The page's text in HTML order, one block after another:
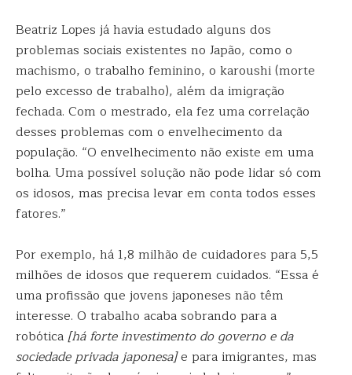
Beatriz Lopes já havia estudado alguns dos
problemas sociais existentes no Japão, como o
machismo, o trabalho feminino, o karoushi (morte
pelo excesso de trabalho), além da imigração
fechada. Com o mestrado, ela fez uma correlação
desses problemas com o envelhecimento da
população. “O envelhecimento não existe em uma
bolha. Uma possível solução não pode lidar só com
os idosos, mas precisa levar em conta todos esses
fatores.”
Por exemplo, há 1,8 milhão de cuidadores para 5,5
milhões de idosos que requerem cuidados. “Essa é
uma profissão que jovens japoneses não têm
interesse. O trabalho acaba sobrando para a
robótica[há forte investimento do governo e da
sociedade privada japonesa]e para imigrantes, mas